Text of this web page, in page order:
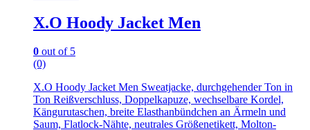
X.O Hoody Jacket Men
0 out of 5
(0)
X.O Hoody Jacket Men Sweatjacke, durchgehender Ton in
Ton Reißverschluss, Doppelkapuze, wechselbare Kordel,
Kängurutaschen, breite Elasthanbündchen an Ärmeln und
Saum, Flatlock-Nähte, neutrales Größenetikett, Molton-